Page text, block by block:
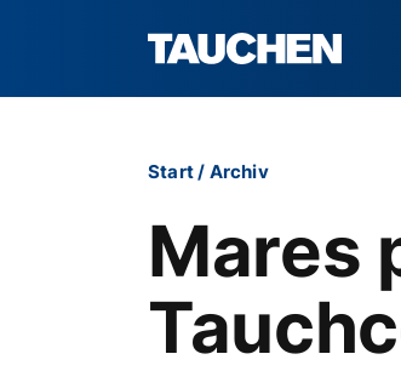
Start/ Archiv
Mares